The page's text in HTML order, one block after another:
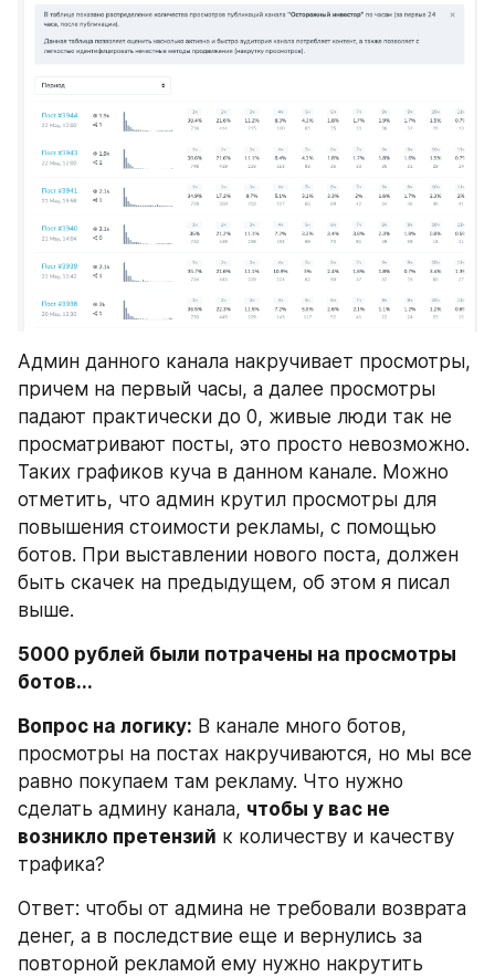
Админ данного канала накручивает просмотры,
причем на первый часы, а далее просмотры
падают практически до 0, живые люди так не
просматривают посты, это просто невозможно.
Таких графиков куча в данном канале. Можно
отметить, что админ крутил просмотры для
повышения стоимости рекламы, с помощью
ботов. При выставлении нового поста, должен
быть скачек на предыдущем, об этом я писал
выше.
5000 рублей были потрачены на просмотры
ботов...
Вопрос на логику: В канале много ботов,
просмотры на постах накручиваются, но мы все
равно покупаем там рекламу. Что нужно
сделать админу канала, чтобы у вас не
возникло претензий к количеству и качеству
трафика?
Ответ: чтобы от админа не требовали возврата
денег, а в последствие еще и вернулись за
повторной рекламой ему нужно накрутить